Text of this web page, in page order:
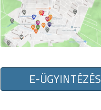
E-ÜGYINTÉZÉS